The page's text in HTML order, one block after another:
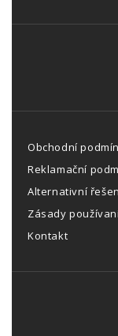
Obchodní
Reklamační
Alternativní
Zásady
Kontakt